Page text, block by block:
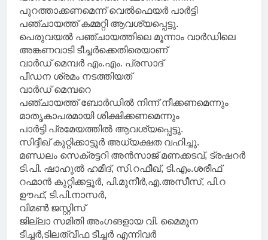
പുറത്താക്കണമെന്ന് വെൽഫെയർ പാർട്ടി
പഞ്ചായത്ത് കമ്മറ്റി ആവശ്യപ്പെട്ടു.
പെരുവയൽ പഞ്ചായത്തിലെ മൂന്നാം വാർഡിലെ
അങ്കണവാടി ടീച്ചർക്കെതിരെയാണ്
വാർഡ് മെമ്പർ എം.എം. പ്രസാദ്
പീഡന ശ്രമം നടത്തിയത്
വാർഡ് മെമ്പറെ
പഞ്ചായത്ത് ബോർഡിൽ നിന്ന് നീക്കണമെന്നും
മാതൃകാപരമായി ശിക്ഷിക്കണമെന്നും
പാർട്ടി പ്രമേയത്തിൽ ആവശ്യപ്പെട്ടു.
സിദ്ദീഖ് കുറ്റിക്കാട്ടൂർ അധ്യക്ഷത വഹിച്ചു.
മണ്ഡലം സെക്രട്ടറി അൻസാജ് മണക്കടവ്, ട്രഷറർ
ടി.പി. ഷാഹുൽ ഹമീദ്, സി.റഫീഖ്, ടി.എം.ശരീഫ്
റഹ്മാൻ കുറ്റിക്കട്ടൂർ, പി.മുനീർ,എ.അസീസ്, പി.റ
ഊഫ്, ടി.പി.നാസർ,
വിമൺ ജസ്റ്റിസ്
ജില്ലാ സമിതി അംഗങളായ വി. മൈമൂന
ടീച്ചർ,ടിലത്വീഫ ടീച്ചർ എന്നിവർ